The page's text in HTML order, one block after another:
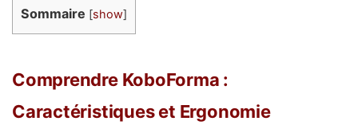
Sommaire [show]
Comprendre KoboForma :
Caractéristiques et Ergonomie